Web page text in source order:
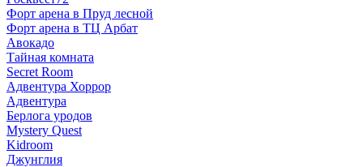
Форт арена в Пруд лесной
Форт арена в ТЦ Арбат
Авокадо
Тайная комната
Secret Room
Адвентура Хоррор
Адвентура
Берлога уродов
Mystery Quest
Kidroom
Джунглия